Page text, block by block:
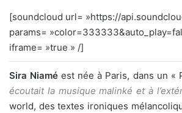
[soundcloud url= »https://
params=
iframe= »true » /]
Sira Niamé est née à Paris, dans un «
écoutait la musique malinké et à
world, des textes ironiques